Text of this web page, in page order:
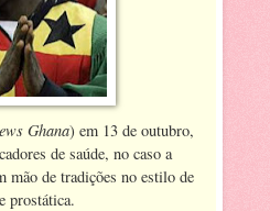
Ghana) em 13 de outubro,
de saúde, no caso a
mão de tradições no estilo de
prostática.